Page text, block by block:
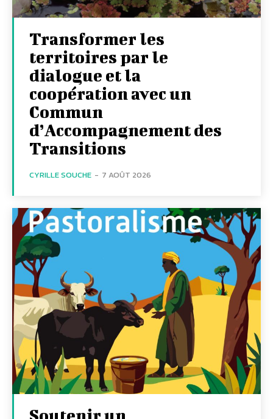
Transformer les
territoires par le
dialogue et la
coopération avec un
Commun
d’Accompagnement des
Transitions
CYRILLE SOUCHE - 7 AOÛT 2026